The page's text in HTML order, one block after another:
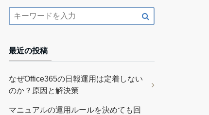
最近の投稿
なぜOffice365の日報運用は定着しない
のか？原因と解決策
マニュアルの運用ルールを決めても回